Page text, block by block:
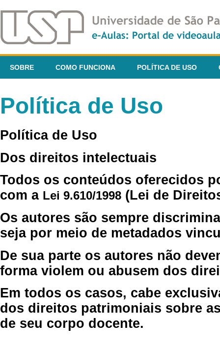
SOBRE COMO FUNCIONA POLÍTICA DE USO
Política de Uso
Política de Uso
Dos direitos intelectuais
Todos os conteúdos oferecidos
com a Lei 9.610/1998 (Lei de
Os autores são sempre
seja por meio de metadados
De sua parte os autores não
forma violem ou abusem dos
Em todos os casos, cabe
dos direitos patrimoniais sobre
de seu corpo docente.